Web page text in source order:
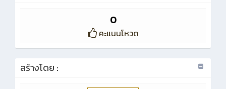
0
คะแนนโหวด
สร้างโดย :